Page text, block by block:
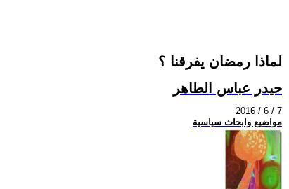
لماذا رمضان يفرقنا ؟
حيدر عباس الطاهر
2016 / 6 / 7
مواضيع وابحاث سياسية